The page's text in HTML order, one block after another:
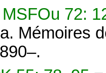
MSFOu 72:
Mémoires